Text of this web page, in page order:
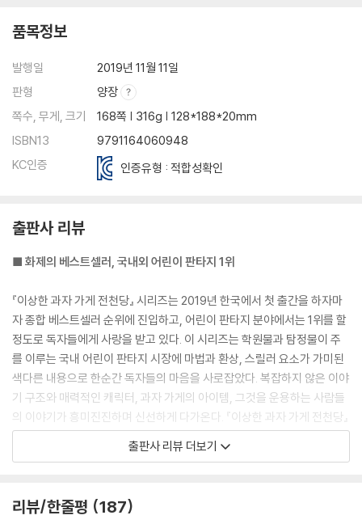
품목정보
발행일
2019년 11월 11일
판형
양장
쪽수, 무게, 크기
168쪽 | 316g | 128*188*20mm
ISBN13
9791164060948
KC인증
인증유형 : 적합성확인
출판사 리뷰
■ 화제의 베스트셀러, 국내외 어린이 판타지 1위
『이상한 과자 가게 전천당』 시리즈는 2019년 한국에서 첫 출간을 하자마
자 종합 베스트셀러 순위에 진입하고, 어린이 판타지 분야에서는 1위를 할
정도로 독자들에게 사랑을 받고 있다. 이 시리즈는 학원물과 탐정물이 주
를 이루는 국내 어린이 판타지 시장에 마법과 환상, 스릴러 요소가 가미된
색다른 내용으로 한순간 독자들의 마음을 사로잡았다. 복잡하지 않은 이야
기 구조와 매력적인 캐릭터, 과자 가게의 아이템, 그것을 운용하는 사람들
의 이야기가 흥미진진하며 신선하게 다가온다. 『이상한 과자 가게 전천당』
에서 보여주는 인간의 욕심, 행복, 올바른 가치관을 추구하는 권선징악의
내용은 대중적이며 보편적인 주제라서 아이부터 어른까지 즐겁게 읽을 수
■ 새로운 인물의 등장으로 풍성해진 전천당 이야기
출판사 리뷰 더보기
리뷰/한줄평 187